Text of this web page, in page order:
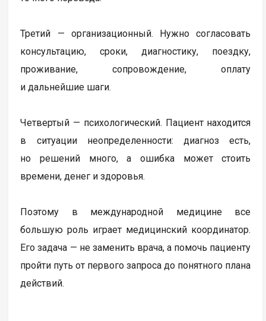
Третий — организационный. Нужно согласовать
консультацию, сроки, диагностику, поездку,
проживание, сопровождение, оплату
и дальнейшие шаги.
Четвертый — психологический. Пациент находится
в ситуации неопределенности: диагноз есть,
но решений много, а ошибка может стоить
времени, денег и здоровья.
Поэтому в международной медицине все
большую роль играет медицинский координатор.
Его задача — не заменить врача, а помочь пациенту
пройти путь от первого запроса до понятного плана
действий.